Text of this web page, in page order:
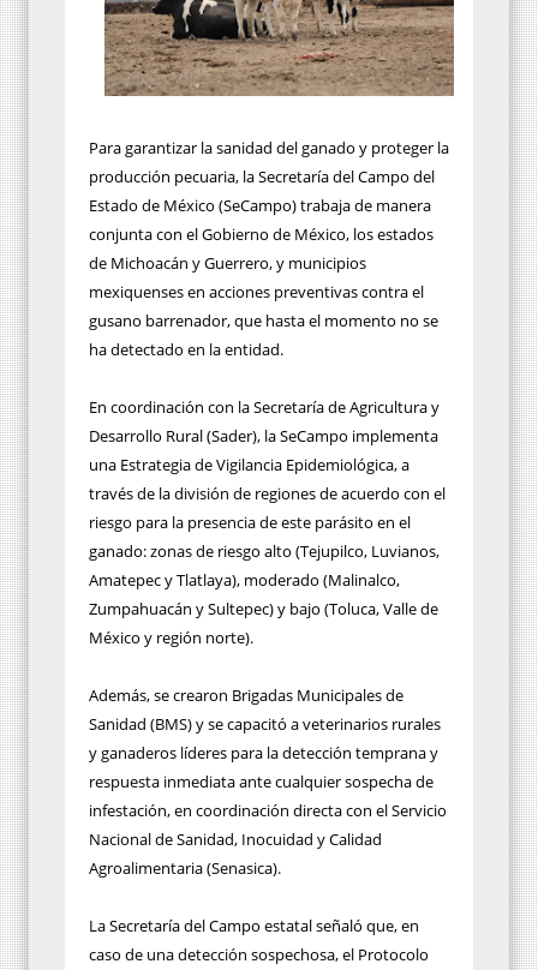
Para garantizar la sanidad del ganado y proteger la
producción pecuaria, la Secretaría del Campo del
Estado de México (SeCampo) trabaja de manera
conjunta con el Gobierno de México, los estados
de Michoacán y Guerrero, y municipios
mexiquenses en acciones preventivas contra el
gusano barrenador, que hasta el momento no se
ha detectado en la entidad.
En coordinación con la Secretaría de Agricultura y
Desarrollo Rural (Sader), la SeCampo implementa
una Estrategia de Vigilancia Epidemiológica, a
través de la división de regiones de acuerdo con el
riesgo para la presencia de este parásito en el
ganado: zonas de riesgo alto (Tejupilco, Luvianos,
Amatepec y Tlatlaya), moderado (Malinalco,
Zumpahuacán y Sultepec) y bajo (Toluca, Valle de
México y región norte).
Además, se crearon Brigadas Municipales de
Sanidad (BMS) y se capacitó a veterinarios rurales
y ganaderos líderes para la detección temprana y
respuesta inmediata ante cualquier sospecha de
infestación, en coordinación directa con el Servicio
Nacional de Sanidad, Inocuidad y Calidad
Agroalimentaria (Senasica).
La Secretaría del Campo estatal señaló que, en
caso de una detección sospechosa, el Protocolo